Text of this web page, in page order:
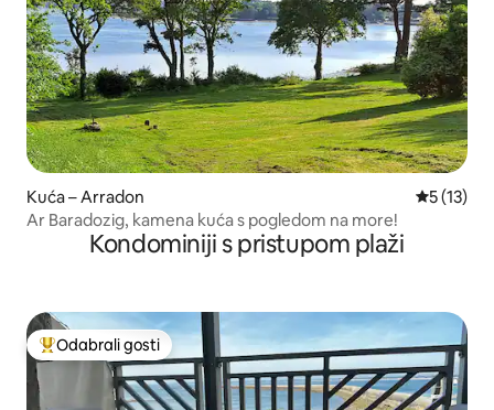
Kuća – Arradon Prosječna
5 (13)
Ar Baradozig, kamena kuća s pogledom na more!
Kondominiji s pristupom plaži
Među najviše rangiranima s oznakom „Odabrali gosti”
Odabrali gosti